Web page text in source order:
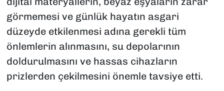
görmemesi ve günlük hayatın asgari
düzeyde etkilenmesi adına gerekli tüm
önlemlerin alınmasını, su depolarının
doldurulmasını ve hassas cihazların
prizlerden çekilmesini önemle tavsiye etti.